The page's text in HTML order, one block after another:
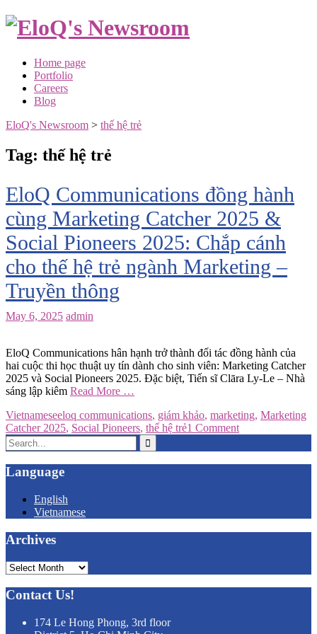
Skip
Home page
Portfolio
Careers
Blog
EloQ's Newsroom > thế hệ trẻ
Tag: thế hệ trẻ
EloQ Communications đồng hành
cùng Marketing Catcher 2025 &
Social Pioneers 2025: Chắp cánh
cho thế hệ trẻ ngành Marketing –
Truyền thông
May 6, 2025 admin
EloQ Communications hân hạnh trở thành đối tác đồng hành của
hai cuộc thi học thuật uy tín dành cho sinh viên: Marketing Catcher
2025 và Social Pioneers 2025. Đặc biệt, Tiến sĩ Clāra Ly-Le – Nhà
sáng lập kiêm Read More …
Vietnameseeloq communications, giám khảo, marketing, Marketing
Catcher 2025, Social Pioneers, thế hệ trẻ1 Comment
Search
for:
Language
English
Vietnamese
Archives
Archives
Contact Us!
174 Le Hong Phong, 3rd floor